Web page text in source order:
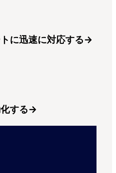
に迅速に対応する→
する→